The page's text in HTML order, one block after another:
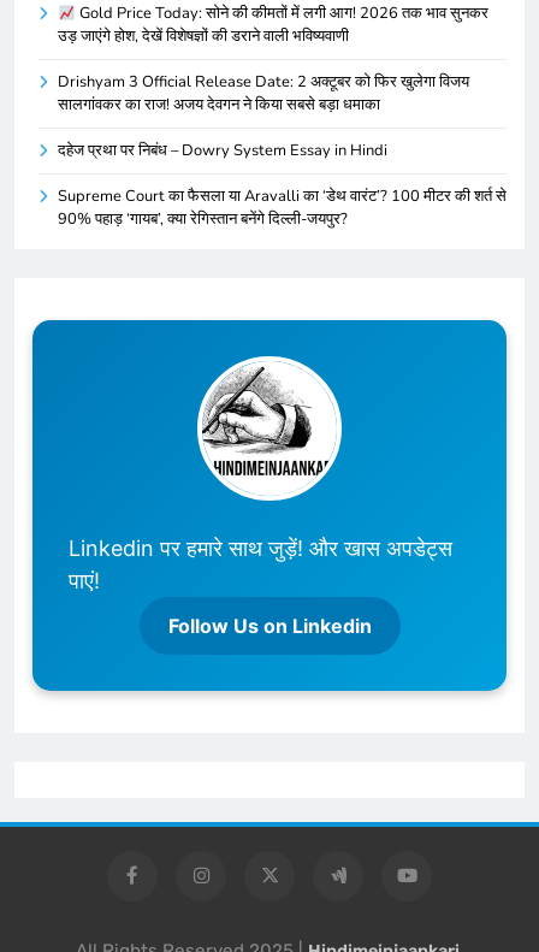
Gold Price Today: सोने की कीमतों में लगी आग! 2026 तक भाव सुनकर
उड़ जाएंगे होश, देखें विशेषज्ञों की डराने वाली भविष्यवाणी
Drishyam 3 Official Release Date: 2 अक्टूबर को फिर खुलेगा विजय
सालगांवकर का राज! अजय देवगन ने किया सबसे बड़ा धमाका
दहेज प्रथा पर निबंध – Dowry System Essay in Hindi
Supreme Court का फैसला या Aravalli का ‘डेथ वारंट’? 100 मीटर की शर्त से
90% पहाड़ ‘गायब’, क्या रेगिस्तान बनेंगे दिल्ली-जयपुर?
Linkedin पर हमारे साथ जुड़ें! और खास अपडेट्स
पाएं!
Follow Us on Linkedin